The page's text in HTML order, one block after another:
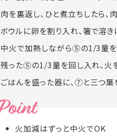
肉を裏返し、ひと煮立ちしたら
ボウルに卵を割り入れ、箸で溶き
中火で加熱しながら⑤の1/3量を
残った⑤の1/3量を回し入れ、火
ごはんを盛った器に、⑦と三つ葉
火加減はずっと中火でOK